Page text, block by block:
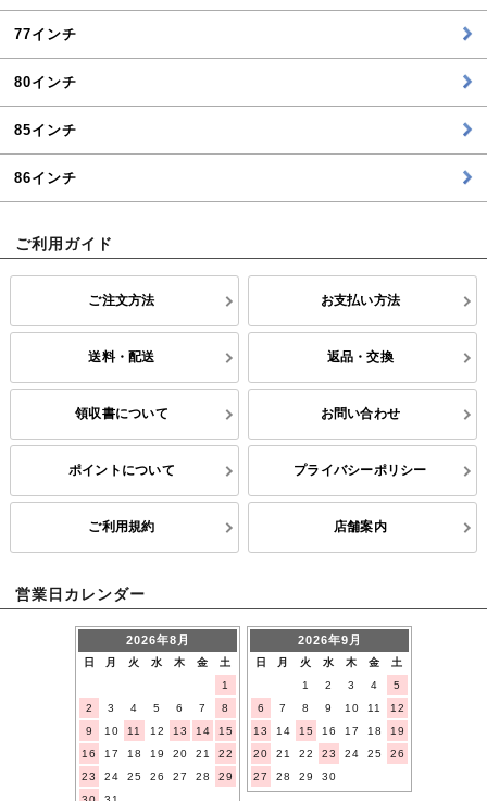
77インチ
80インチ
85インチ
86インチ
ご利用ガイド
ご注文方法 お支払い方法
送料・配送 返品・交換
領収書について お問い合わせ
ポイントについて プライバシーポリシー
ご利用規約 店舗案内
営業日カレンダー
2026年8月
日 月 火 水 木 金
土
1
2
3 4 5 6 7
8
9
10 11 12 13 14
15
16
17 18 19 20 21
22
23
24 25 26 27 28
29
2026年9月
日 月 火 水 木 金
土
1
2 3 4
5
6
7 8 9 10 11
12
13
14 15 16 17 18
19
20
21 22 23 24 25
26
27
28 29 30